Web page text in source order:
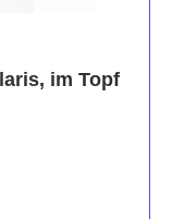
im Topf